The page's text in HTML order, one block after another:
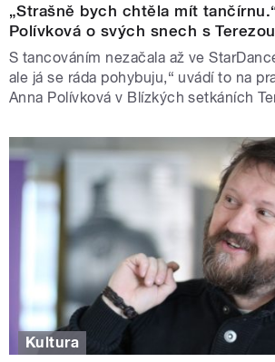
„Strašně bych chtěla mít
Polívková o svých snech s
S tancováním nezačala až ve
ale já se ráda pohybuju,“ uvádí to na
Anna Polívková v Blízkých setkáních
Kultura